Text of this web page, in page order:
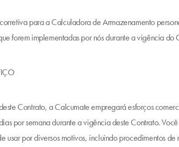
para a Calculadora de Armazenamento
forem implementadas por nós durante a vigência do
Contrato, a Calcumate empregará esforços
por semana durante a vigência deste Contrato.
usar por diversos motivos, incluindo procedimentos